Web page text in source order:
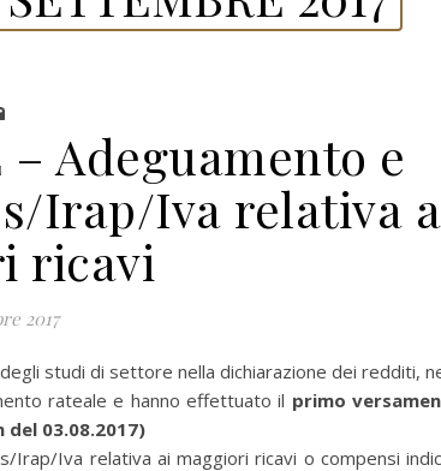
– Adeguamento e
Irap/Iva relativa a
ricavi
2017
studi di settore nella dichiarazione dei redditi,
rateale e hanno effettuato il primo
03.08.2017)
Irap/Iva relativa ai maggiori ricavi o compensi